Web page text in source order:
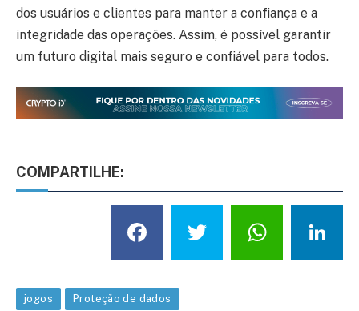
dos usuários e clientes para manter a confiança e a
integridade das operações. Assim, é possível garantir
um futuro digital mais seguro e confiável para todos.
COMPARTILHE:
Facebook
Twitter
jogos Proteção de dados